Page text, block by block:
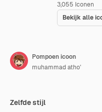
3,055 Iconen
Bekijk alle
Pompoen icoon
muhammad atho'
Zelfde stijl